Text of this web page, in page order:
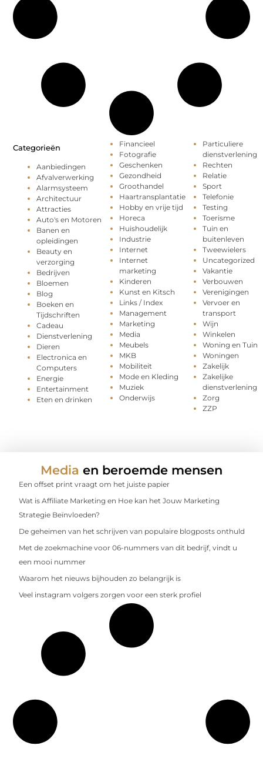
Categorieën
Aanbiedingen
Afvalverwerking
Alarmsysteem
Architectuur
Attracties
Auto's en Motoren
Banen en
opleidingen
Beauty en
verzorging
Bedrijven
Bloemen
Blog
Boeken en
Tijdschriften
Cadeau
Dienstverlening
Dieren
Electronica en
Computers
Energie
Entertainment
Eten en drinken
Financieel
Fotografie
Geschenken
Gezondheid
Groothandel
Haartransplantatie
Hobby en vrije tijd
Horeca
Huishoudelijk
Industrie
Internet
Internet
marketing
Kinderen
Kunst en Kitsch
Links / Index
Management
Marketing
Media
Meubels
MKB
Mobiliteit
Mode en Kleding
Muziek
Onderwijs
Particuliere
dienstverlening
Rechten
Relatie
Sport
Telefonie
Testing
Toerisme
Tuin en
buitenleven
Tweewielers
Uncategorized
Vakantie
Verbouwen
Verenigingen
Vervoer en
transport
Wijn
Winkelen
Woning en Tuin
Woningen
Zakelijk
Zakelijke
dienstverlening
Zorg
ZZP
Media en beroemde mensen
Een offset print vraagt om het juiste papier
Wat is Affiliate Marketing en Hoe kan het Jouw Marketing
Strategie Beïnvloeden?
De geheimen van het schrijven van populaire blogposts onthuld
Met de zoekmachine voor 06-nummers van dit bedrijf, vindt u
een mooi nummer
Waarom het nieuws bijhouden zo belangrijk is
Veel instagram volgers zorgen voor een sterk profiel